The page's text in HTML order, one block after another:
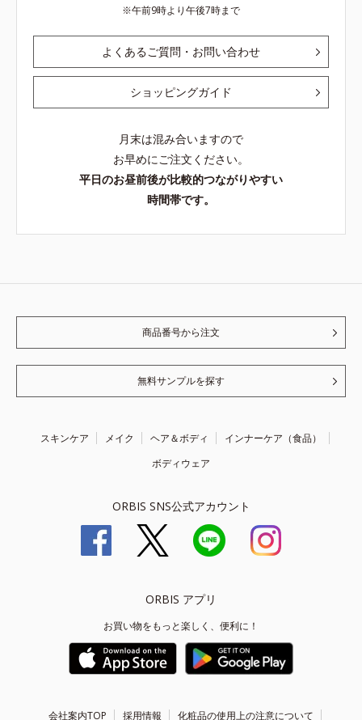
午前9時より午後7時まで
よくあるご質問・お問い合わせ
ショッピングガイド
月末は混み合いますので
お早めにご注文ください。
平日のお昼前後が比較的つながりやすい
時間帯です。
商品番号から注文
無料サンプルを探す
スキンケア メイク ヘア＆ボディ
インナーケア（食品）
ボディウェア
ORBIS SNS公式アカウント
ORBIS アプリ
お買い物をもっと楽しく、便利に！
会社案内TOP 採用情報 化粧品の使用上の注意について